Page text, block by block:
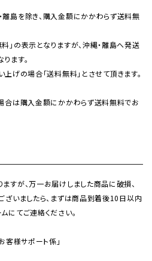
島を除き、購入金額にかかわらず送料無
」の表示となりますが、沖縄・離島へ発送
ます。
げの場合「送料無料」とさせて頂きます。
合は購入金額にかかわらず送料無料でお
すが、万一お届けしました商品に破損、
ざいましたら、まずは商品到着後10日以内
にてご連絡ください。
客様サポート係」